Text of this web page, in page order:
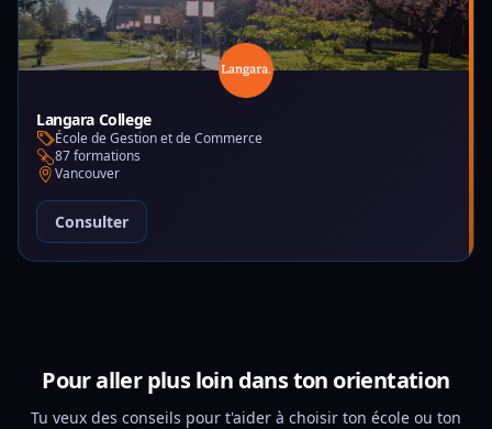
Langara College
École de Gestion et de Commerce
87 formations
Vancouver
Consulter
Pour aller plus loin dans ton orientation
Tu veux des conseils pour t'aider à choisir ton école ou ton